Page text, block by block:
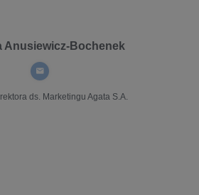
Anusiewicz-Bochenek
ds. Marketingu Agata S.A.